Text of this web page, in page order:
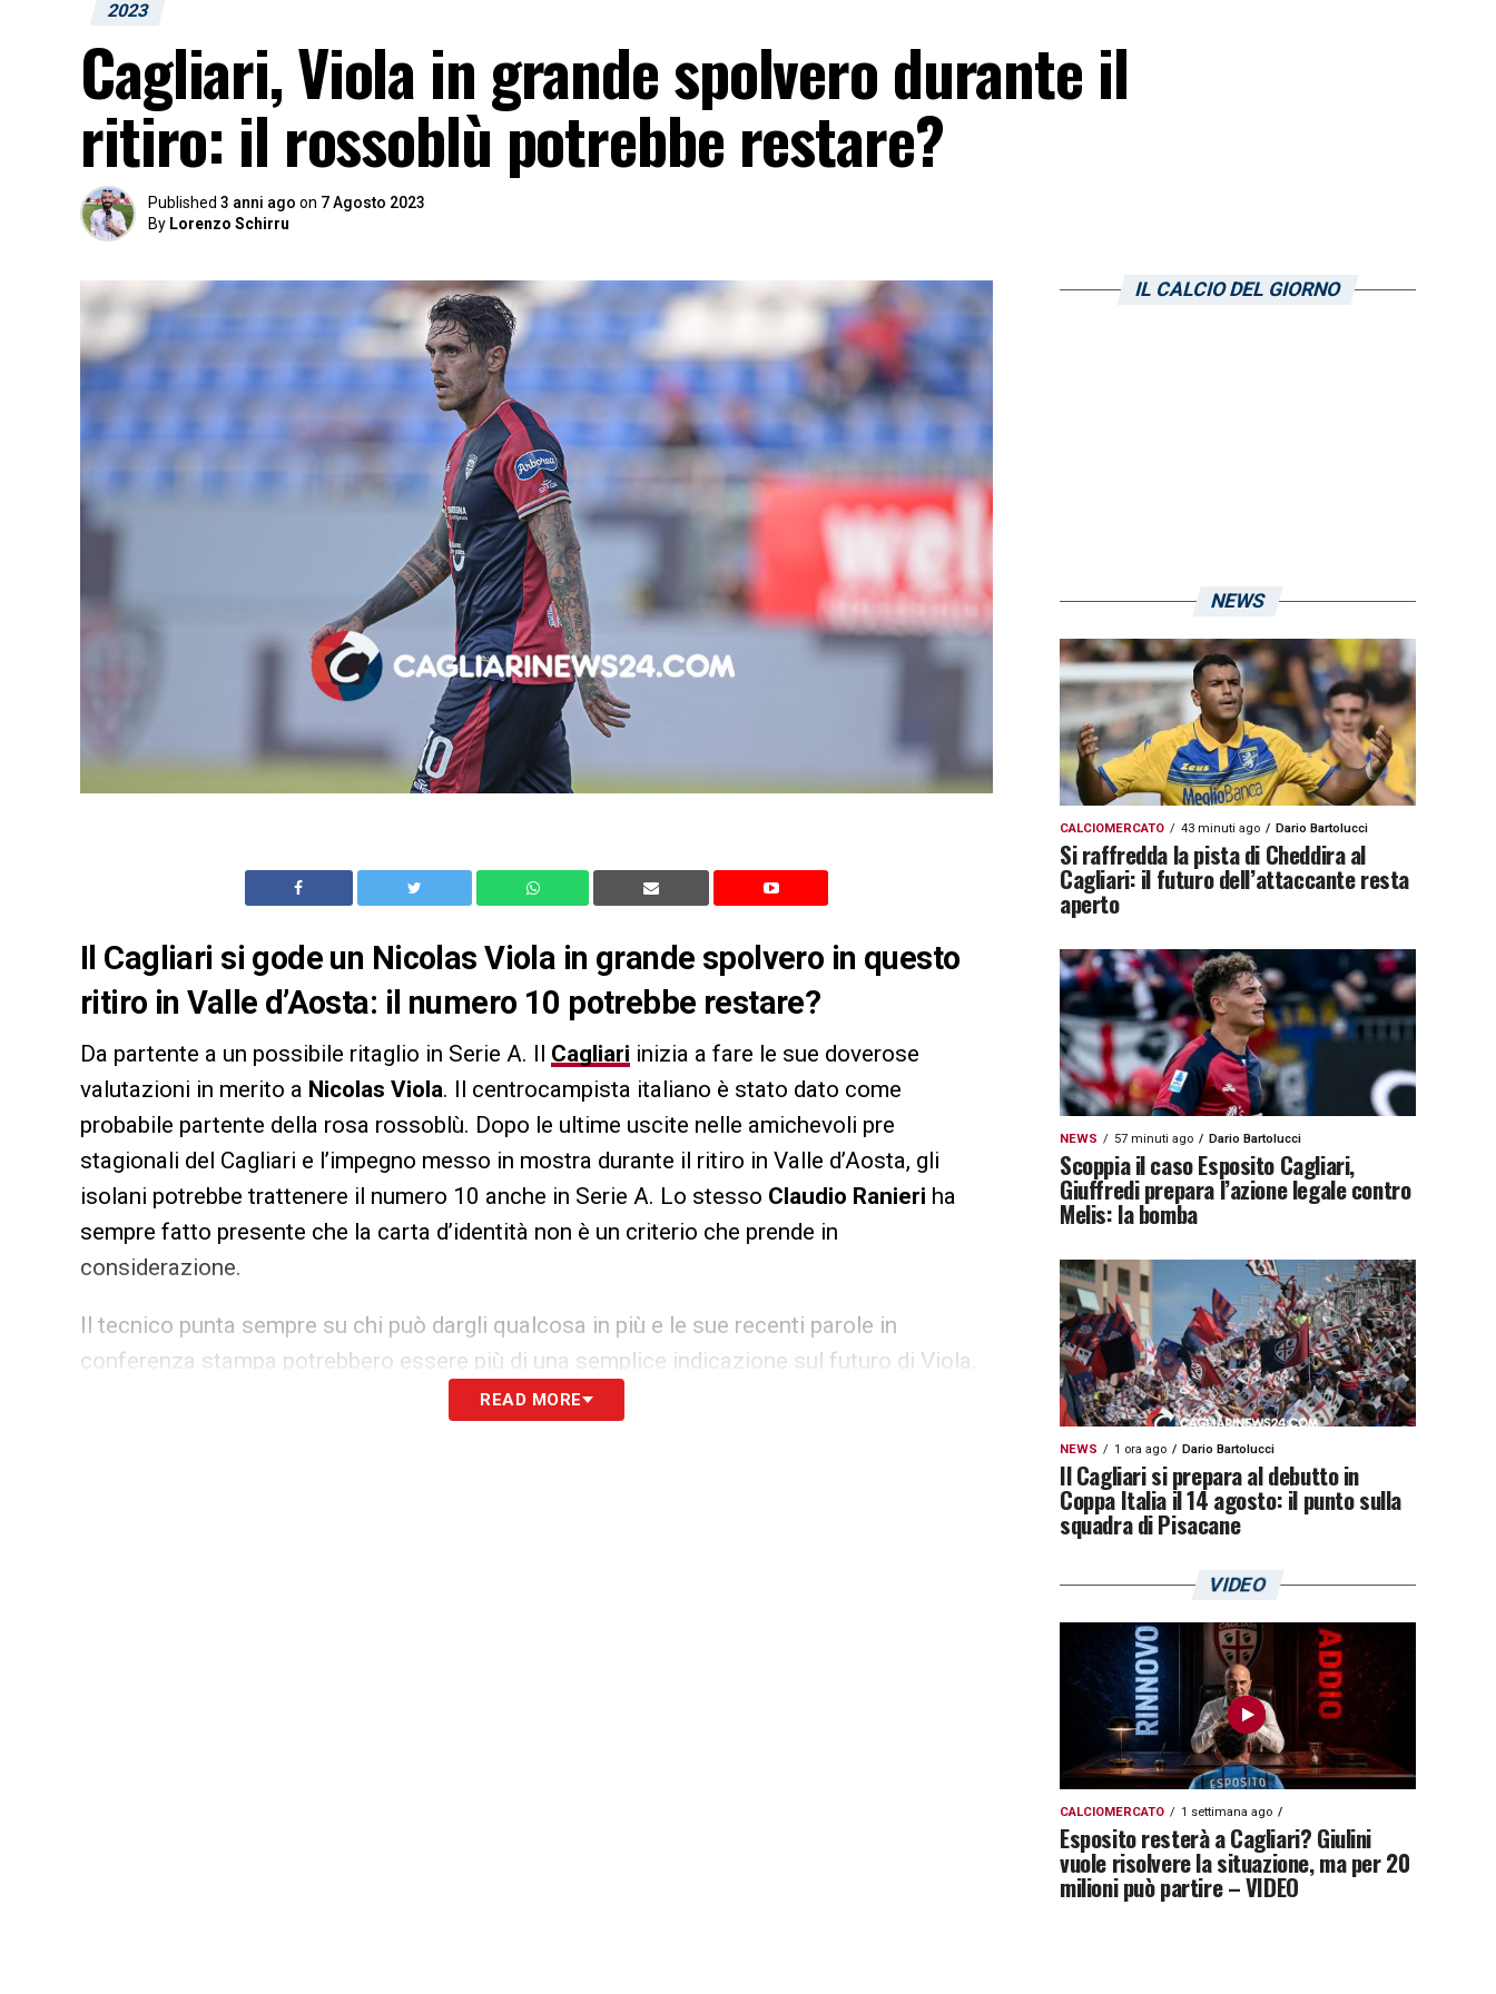
2023
Cagliari, Viola in grande spolvero durante il
ritiro: il rossoblù potrebbe restare?
Published 3 anni ago on 7 Agosto 2023
By Lorenzo Schirru
Il Cagliari si gode un Nicolas Viola in grande spolvero in questo
ritiro in Valle d’Aosta: il numero 10 potrebbe restare?
Da partente a un possibile ritaglio in Serie A. Il Cagliari inizia a fare le sue doverose
valutazioni in merito a Nicolas Viola. Il centrocampista italiano è stato dato come
probabile partente della rosa rossoblù. Dopo le ultime uscite nelle amichevoli pre
stagionali del Cagliari e l’impegno messo in mostra durante il ritiro in Valle d’Aosta, gli
isolani potrebbe trattenere il numero 10 anche in Serie A. Lo stesso Claudio Ranieri ha
sempre fatto presente che la carta d’identità non è un criterio che prende in
considerazione.
Il tecnico punta sempre su chi può dargli qualcosa in più e le sue recenti parole in
conferenza stampa potrebbero essere più di una semplice indicazione sul futuro di Viola.
«Viola lo conoscevo poco, quando sono arrivato era infortunato e nella scorsa stagione
READ MORE
IL CALCIO DEL GIORNO
NEWS
CALCIOMERCATO 43 minuti ago Dario Bartolucci
Si raffredda la pista di Cheddira al
Cagliari: il futuro dell’attaccante resta
aperto
NEWS 57 minuti ago Dario Bartolucci
Scoppia il caso Esposito Cagliari,
Giuffredi prepara l’azione legale contro
Melis: la bomba
NEWS 1 ora ago Dario Bartolucci
Il Cagliari si prepara al debutto in
Coppa Italia il 14 agosto: il punto sulla
squadra di Pisacane
VIDEO
CALCIOMERCATO 1 settimana ago
Esposito resterà a Cagliari? Giulini
vuole risolvere la situazione, ma per 20
milioni può partire – VIDEO